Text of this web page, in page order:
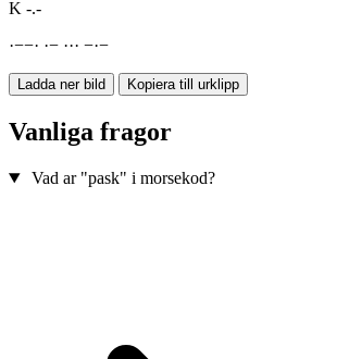
K -.-
·−−· ·− ··· −·−
Ladda ner bild Kopiera till urklipp
Vanliga fragor
Vad ar "pask" i morsekod?